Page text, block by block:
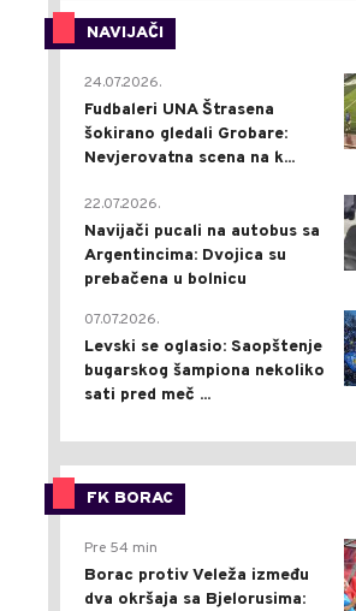
NAVIJAČI
24.07.2026.
Fudbaleri UNA Štrasena
šokirano gledali Grobare:
Nevjerovatna scena na k...
22.07.2026.
Navijači pucali na autobus sa
Argentincima: Dvojica su
prebačena u bolnicu
07.07.2026.
Levski se oglasio: Saopštenje
bugarskog šampiona nekoliko
sati pred meč ...
FK BORAC
Pre 54 min
Borac protiv Veleža između
dva okršaja sa Bjelorusima: